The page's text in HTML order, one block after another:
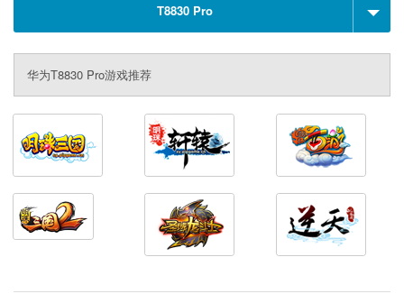
T8830 Pro
华为T8830 Pro游戏推荐